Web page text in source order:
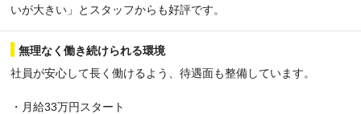
いが大きい」とスタッフからも好評です。
無理なく働き続けられる環境
社員が安心して長く働けるよう、待遇面も整備しています。
・月給33万円スタート